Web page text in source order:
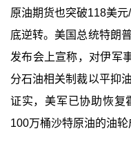
原油期货也突破118美
底逆转。美国总统特朗
发布会上宣称，对伊军
分石油相关制裁以平抑
证实，美军已协助恢复
100万桶沙特原油的油轮